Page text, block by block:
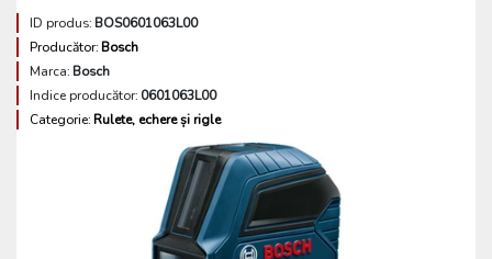
ID produs:BOS0601063L00
Producător:Bosch
Marca:Bosch
Indice producător: 0601063L00
Categorie:Rulete, echere și rigle